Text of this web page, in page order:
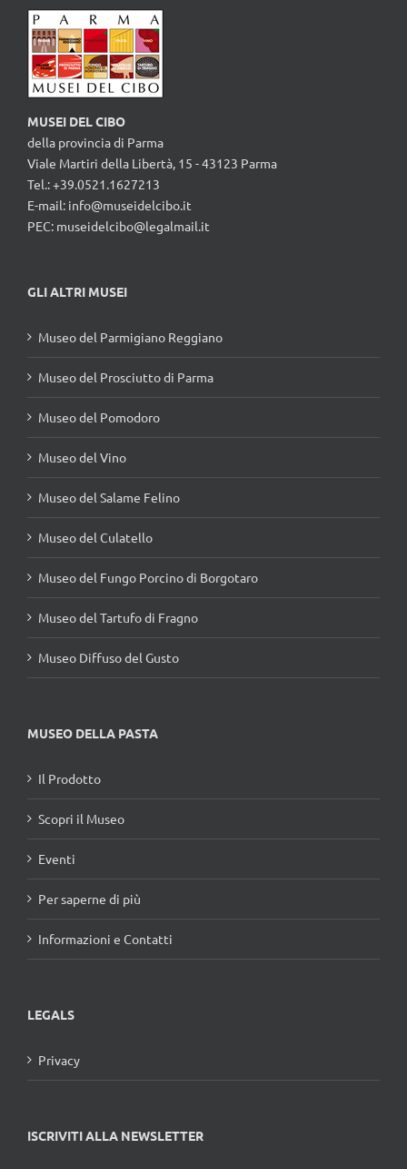
MUSEI DEL CIBO
della provincia di Parma
Viale Martiri della Libertà, 15 - 43123 Parma
Tel.: +39.0521.1627213
E-mail: info@museidelcibo.it
PEC: museidelcibo@legalmail.it
GLI ALTRI MUSEI
Museo del Parmigiano Reggiano
Museo del Prosciutto di Parma
Museo del Pomodoro
Museo del Vino
Museo del Salame Felino
Museo del Culatello
Museo del Fungo Porcino di Borgotaro
Museo del Tartufo di Fragno
Museo Diffuso del Gusto
MUSEO DELLA PASTA
Il Prodotto
Scopri il Museo
Eventi
Per saperne di più
Informazioni e Contatti
LEGALS
Privacy
ISCRIVITI ALLA NEWSLETTER